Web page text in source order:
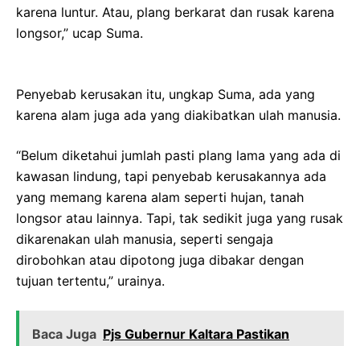
karena luntur. Atau, plang berkarat dan rusak karena
longsor,” ucap Suma.
Penyebab kerusakan itu, ungkap Suma, ada yang
karena alam juga ada yang diakibatkan ulah manusia.
“Belum diketahui jumlah pasti plang lama yang ada di
kawasan lindung, tapi penyebab kerusakannya ada
yang memang karena alam seperti hujan, tanah
longsor atau lainnya. Tapi, tak sedikit juga yang rusak
dikarenakan ulah manusia, seperti sengaja
dirobohkan atau dipotong juga dibakar dengan
tujuan tertentu,” urainya.
Baca Juga Pjs Gubernur Kaltara Pastikan